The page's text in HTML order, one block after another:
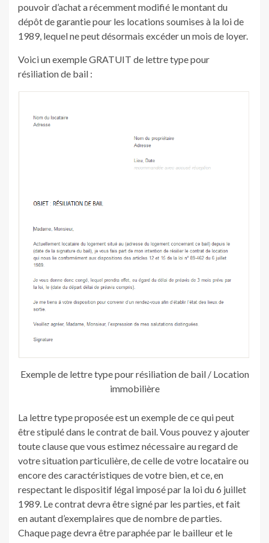
pouvoir d’achat a récemment modifié le montant du
dépôt de garantie pour les locations soumises à la loi de
1989, lequel ne peut désormais excéder un mois de loyer.
Voici un exemple GRATUIT de lettre type pour
résiliation de bail :
Exemple de lettre type pour résiliation de bail / Location
immobilière
La lettre type proposée est un exemple de ce qui peut
être stipulé dans le contrat de bail. Vous pouvez y ajouter
toute clause que vous estimez nécessaire au regard de
votre situation particulière, de celle de votre locataire ou
encore des caractéristiques de votre bien, et ce, en
respectant le dispositif légal imposé par la loi du 6 juillet
1989. Le contrat devra être signé par les parties, et fait
en autant d’exemplaires que de nombre de parties.
Chaque page devra être paraphée par le bailleur et le